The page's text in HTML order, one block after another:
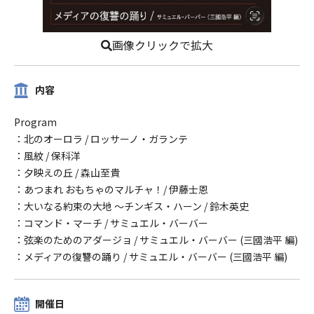
画像クリックで拡大
内容
Program
：北のオーロラ / ロッサーノ・ガランテ
：風紋 / 保科洋
：夕映えの丘 / 森山至貴
：あつまれ おもちゃのマルチャ！/ 伊藤士恩
：大いなる約束の大地 ～チンギス・ハーン / 鈴木英史
：コマンド・マーチ / サミュエル・バーバー
：弦楽のためのアダージョ / サミュエル・バーバー (三國浩平 編)
：メディアの復讐の踊り / サミュエル・バーバー (三國浩平 編)
開催日